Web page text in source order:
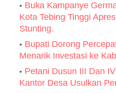
Buka Kampanye
Kota Tebing Tinggi
Stunting.
Bupati Dorong
Menarik Investasi ke
Petani Dusun III Dan
Kantor Desa Usulkan